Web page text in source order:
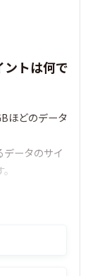
ントは何で
ほどのデータ
ータのサイ